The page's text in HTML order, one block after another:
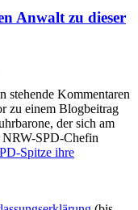
Anwalt zu dieser
stehende Kommentaren
zu einem Blogbeitrag
der sich am
NRW-SPD-Chefin
Spitze ihre